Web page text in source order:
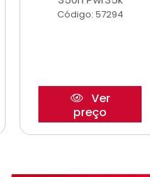
Código: 57294
Ver
preço